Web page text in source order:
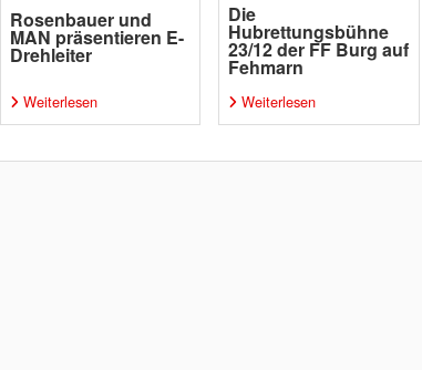
Rosenbauer und
MAN präsentieren E-
Drehleiter
Weiterlesen
Die
Hubrettungsbühne
23/12 der FF Burg auf
Fehmarn
Weiterlesen